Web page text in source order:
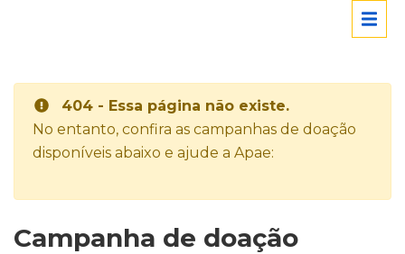
404 - Essa página não existe.
No entanto, confira as campanhas de doação
disponíveis abaixo e ajude a Apae:
Campanha de doação